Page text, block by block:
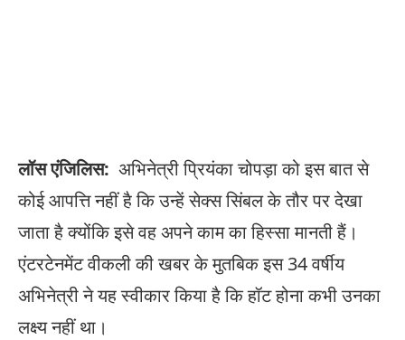
लॉस एंजिलिस: अभिनेत्री प्रियंका चोपड़ा को इस बात से
कोई आपत्ति नहीं है कि उन्हें सेक्स सिंबल के तौर पर देखा
जाता है क्योंकि इसे वह अपने काम का हिस्सा मानती हैं।
एंटरटेनमेंट वीकली की खबर के मुतबिक इस 34 वर्षीय
अभिनेत्री ने यह स्वीकार किया है कि हॉट होना कभी उनका
लक्ष्य नहीं था।